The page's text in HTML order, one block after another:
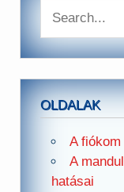
OLDALAK
A fiókom
A
hatásai